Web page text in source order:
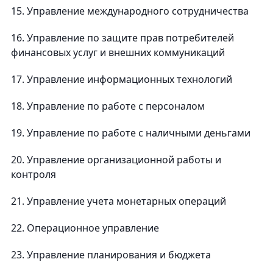
15. Управление международного сотрудничества
16. Управление по защите прав потребителей
финансовых услуг и внешних коммуникаций
17. Управление информационных технологий
18. Управление по работе с персоналом
19. Управление по работе с наличными деньгами
20. Управление организационной работы и
контроля
21. Управление учета монетарных операций
22. Операционное управление
23. Управление планирования и бюджета